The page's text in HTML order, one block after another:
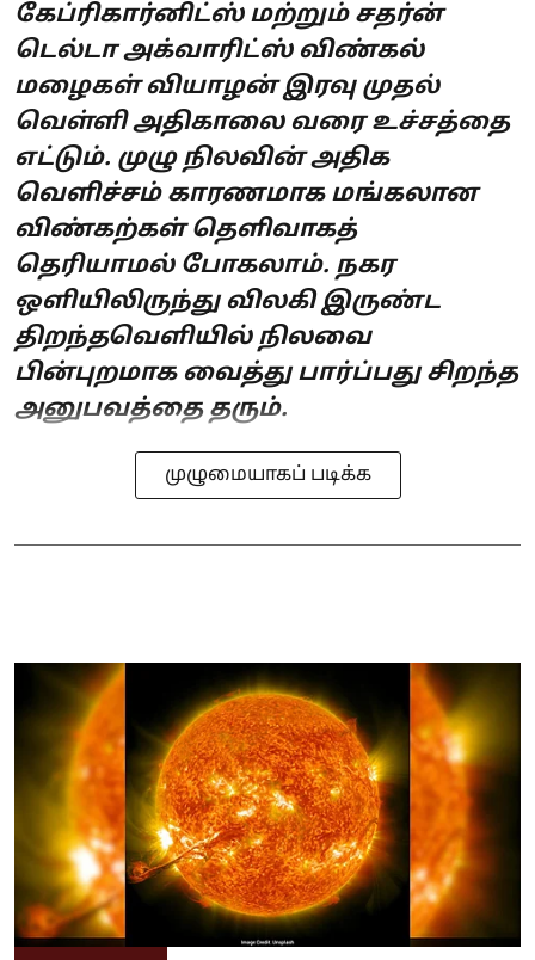
கேப்ரிகார்னிட்ஸ் மற்றும் சதர்ன்
டெல்டா அக்வாரிட்ஸ் விண்கல்
மழைகள் வியாழன் இரவு முதல்
வெள்ளி அதிகாலை வரை உச்சத்தை
எட்டும். முழு நிலவின் அதிக
வெளிச்சம் காரணமாக மங்கலான
விண்கற்கள் தெளிவாகத்
தெரியாமல் போகலாம். நகர
ஒளியிலிருந்து விலகி இருண்ட
திறந்தவெளியில் நிலவை
பின்புறமாக வைத்து பார்ப்பது சிறந்த
அனுபவத்தை தரும்.
முழுமையாகப் படிக்க